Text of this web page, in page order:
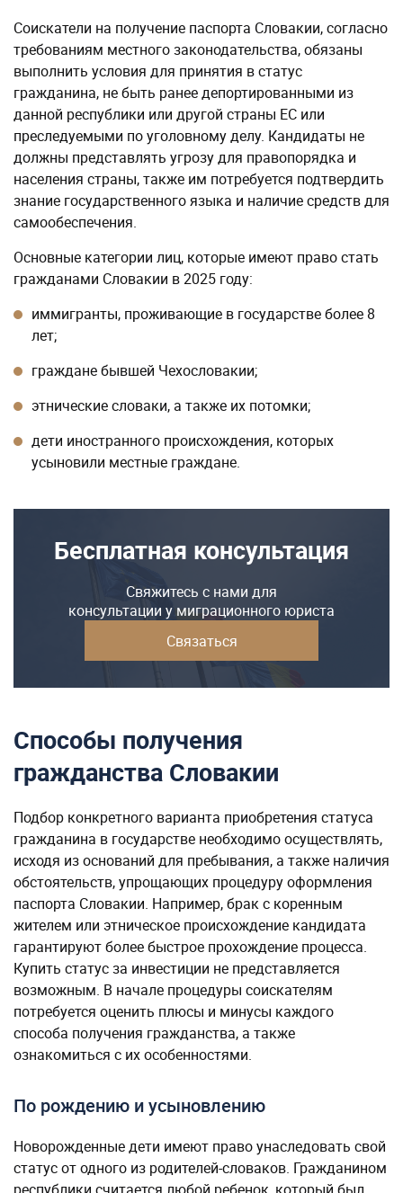
Соискатели на получение паспорта Словакии, согласно
требованиям местного законодательства, обязаны
выполнить условия для принятия в статус
гражданина, не быть ранее депортированными из
данной республики или другой страны ЕС или
преследуемыми по уголовному делу. Кандидаты не
должны представлять угрозу для правопорядка и
населения страны, также им потребуется подтвердить
знание государственного языка и наличие средств для
самообеспечения.
Основные категории лиц, которые имеют право стать
гражданами Словакии в 2025 году:
иммигранты, проживающие в государстве более 8
лет;
граждане бывшей Чехословакии;
этнические словаки, а также их потомки;
дети иностранного происхождения, которых
усыновили местные граждане.
Бесплатная консультация
Свяжитесь с нами для
консультации у миграционного юриста
Связаться
Способы получения
гражданства Словакии
Подбор конкретного варианта приобретения статуса
гражданина в государстве необходимо осуществлять,
исходя из оснований для пребывания, а также наличия
обстоятельств, упрощающих процедуру оформления
паспорта Словакии. Например, брак с коренным
жителем или этническое происхождение кандидата
гарантируют более быстрое прохождение процесса.
Купить статус за инвестиции не представляется
возможным. В начале процедуры соискателям
потребуется оценить плюсы и минусы каждого
способа получения гражданства, а также
ознакомиться с их особенностями.
По рождению и усыновлению
Новорожденные дети имеют право унаследовать свой
статус от одного из родителей-словаков. Гражданином